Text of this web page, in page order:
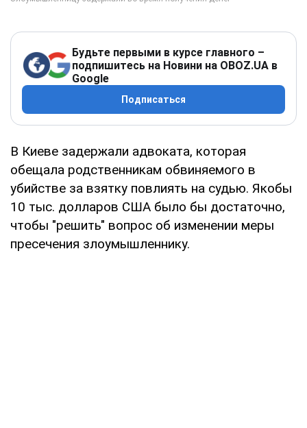
Будьте первыми в курсе главного –
подпишитесь на Новини на OBOZ.UA в
Google
Подписаться
В Киеве задержали адвоката, которая
обещала родственникам обвиняемого в
убийстве за взятку повлиять на судью. Якобы
10 тыс. долларов США было бы достаточно,
чтобы "решить" вопрос об изменении меры
пресечения злоумышленнику.